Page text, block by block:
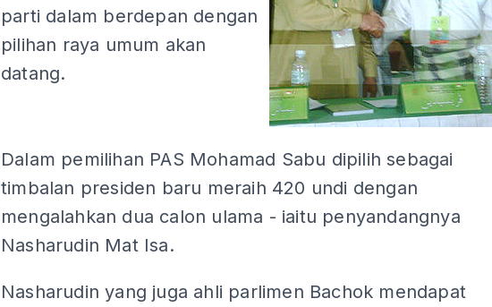
parti dalam berdepan dengan
pilihan raya umum akan
datang.
Dalam pemilihan PAS Mohamad Sabu dipilih sebagai
timbalan presiden baru meraih 420 undi dengan
mengalahkan dua calon ulama - iaitu penyandangnya
Nasharudin Mat Isa.
Nasharudin yang juga ahli parlimen Bachok mendapat